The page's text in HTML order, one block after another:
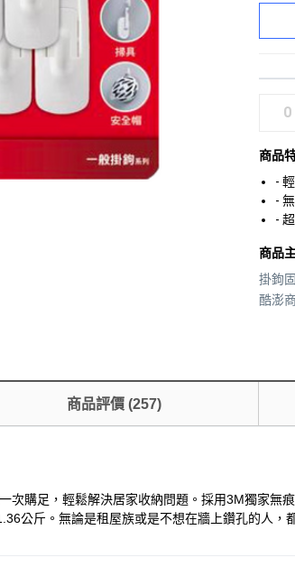
商品
-
-
-
商品
掛鉤
酷澎
商品評價(257)
次購足，輕鬆解決居家收納問題。採用3M獨家
公斤。無論是租屋族或是不想在牆上鑽孔的人